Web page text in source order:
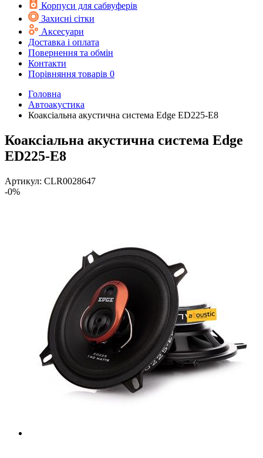
Корпуси для сабвуферів
Захисні сітки
Аксесуари
Доставка і оплата
Повернення та обмін
Контакти
Порівняння товарів 0
Головна
Автоакустика
Коаксіальна акустична система Edge ED225-E8
Коаксіальна акустична система Edge
ED225-E8
Артикул: CLR0028647
-0%